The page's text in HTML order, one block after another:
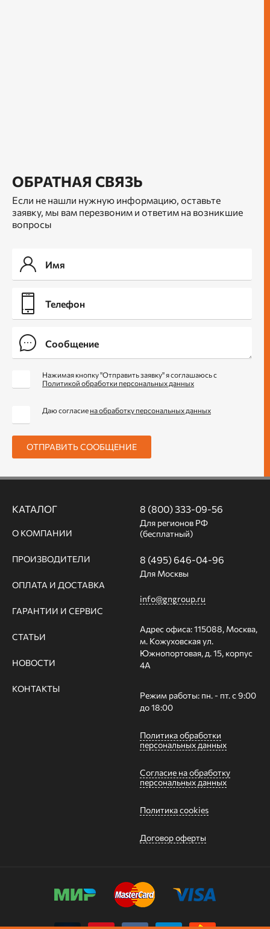
ОБРАТНАЯ СВЯЗЬ
Если не нашли нужную информацию, оставьте
заявку, мы вам перезвоним и ответим на возникшие
вопросы
Нажимая кнопку "Отправить заявку" я соглашаюсь с
Политикой обработки персональных данных
Даю согласие на обработку персональных данных
ОТПРАВИТЬ СООБЩЕНИЕ
КАТАЛОГ
О КОМПАНИИ
ПРОИЗВОДИТЕЛИ
ОПЛАТА И ДОСТАВКА
ГАРАНТИИ И СЕРВИС
СТАТЬИ
НОВОСТИ
КОНТАКТЫ
8 (800) 333-09-56
Для регионов РФ
(бесплатный)
8 (495) 646-04-96
Для Москвы
info@gngroup.ru
Адрес офиса: 115088, Москва,
м. Кожуховская ул.
Южнопортовая, д. 15, корпус
4А
Режим работы: пн. - пт. с 9:00
до 18:00
Политика обработки
персональных данных
Согласие на обработку
персональных данных
Политика cookies
Договор оферты